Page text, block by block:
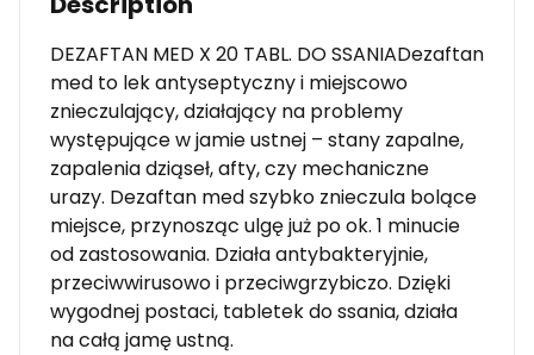
DEZAFTAN MED X 20 TABL. DO SSANIADezaftan
med to lek antyseptyczny i miejscowo
znieczulający, działający na problemy
występujące w jamie ustnej – stany zapalne,
zapalenia dziąseł, afty, czy mechaniczne
urazy. Dezaftan med szybko znieczula bolące
miejsce, przynosząc ulgę już po ok. 1 minucie
od zastosowania. Działa antybakteryjnie,
przeciwwirusowo i przeciwgrzybiczo. Dzięki
wygodnej postaci, tabletek do ssania, działa
na całą jamę ustną.